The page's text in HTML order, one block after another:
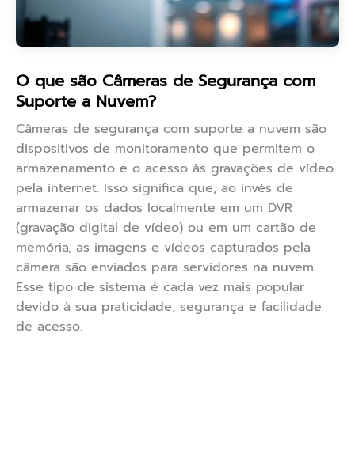
O que são Câmeras de Segurança com
Suporte a Nuvem?
Câmeras de segurança com suporte a nuvem são
dispositivos de monitoramento que permitem o
armazenamento e o acesso às gravações de vídeo
pela internet. Isso significa que, ao invés de
armazenar os dados localmente em um DVR
(gravação digital de vídeo) ou em um cartão de
memória, as imagens e vídeos capturados pela
câmera são enviados para servidores na nuvem.
Esse tipo de sistema é cada vez mais popular
devido à sua praticidade, segurança e facilidade
de acesso.